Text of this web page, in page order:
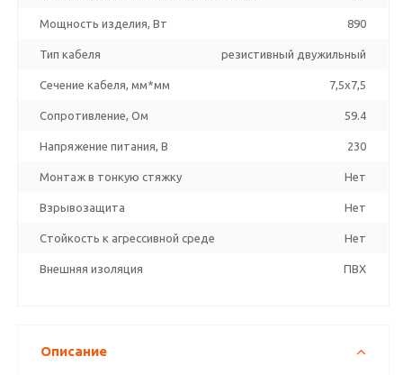
Мощность изделия, Вт 890
Тип кабеля резистивный двужильный
Сечение кабеля, мм*мм 7,5х7,5
Сопротивление, Ом 59.4
Напряжение питания, В 230
Монтаж в тонкую стяжку Нет
Взрывозащита Нет
Стойкость к агрессивной среде Нет
Внешняя изоляция ПВХ
Описание